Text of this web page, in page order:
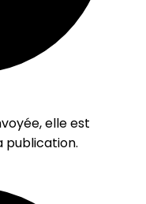
elle est
publication.